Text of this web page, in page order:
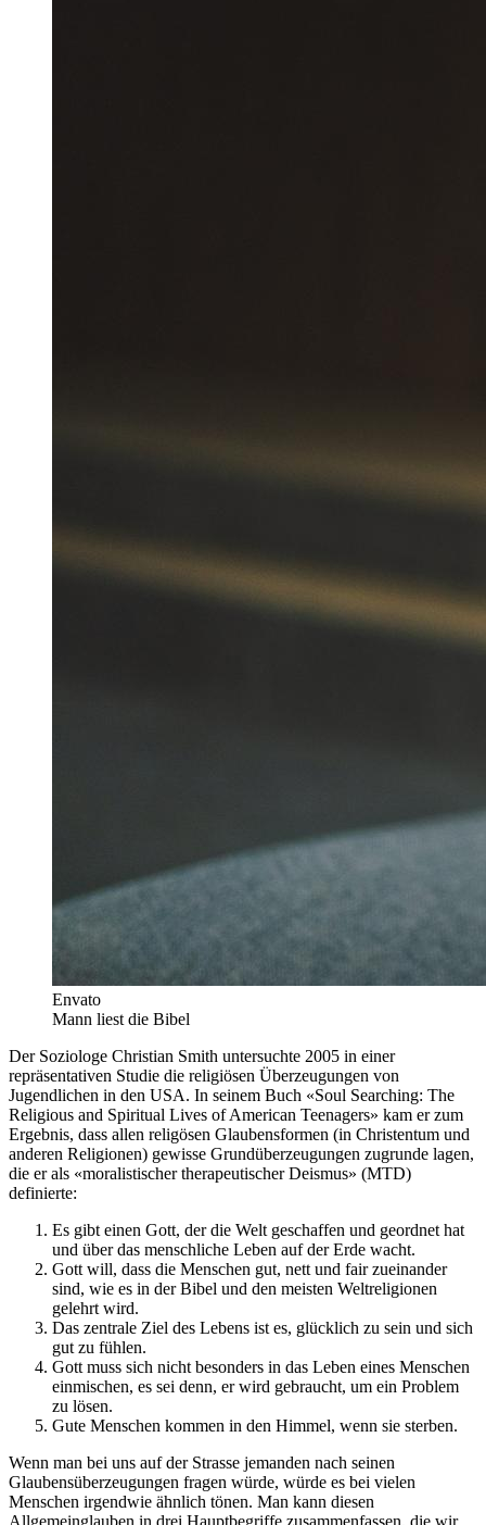
Envato
Mann liest die Bibel
Der Soziologe Christian Smith untersuchte 2005 in einer
repräsentativen Studie die religiösen Überzeugungen von
Jugendlichen in den USA. In seinem Buch «Soul Searching: The
Religious and Spiritual Lives of American Teenagers» kam er zum
Ergebnis, dass allen religösen Glaubensformen (in Christentum und
anderen Religionen) gewisse Grundüberzeugungen zugrunde lagen,
die er als «moralistischer therapeutischer Deismus» (MTD)
definierte:
Es gibt einen Gott, der die Welt geschaffen und geordnet hat
und über das menschliche Leben auf der Erde wacht.
Gott will, dass die Menschen gut, nett und fair zueinander
sind, wie es in der Bibel und den meisten Weltreligionen
gelehrt wird.
Das zentrale Ziel des Lebens ist es, glücklich zu sein und sich
gut zu fühlen.
Gott muss sich nicht besonders in das Leben eines Menschen
einmischen, es sei denn, er wird gebraucht, um ein Problem
zu lösen.
Gute Menschen kommen in den Himmel, wenn sie sterben.
Wenn man bei uns auf der Strasse jemanden nach seinen
Glaubensüberzeugungen fragen würde, würde es bei vielen
Menschen irgendwie ähnlich tönen. Man kann diesen
Allgemeinglauben in drei Hauptbegriffe zusammenfassen, die wir